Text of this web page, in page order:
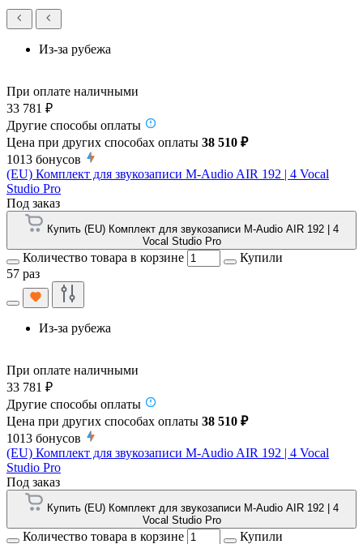
Из-за рубежа
При оплате наличными
33 781 ₽
Другие способы оплаты
Цена при других способах оплаты 38 510 ₽
1013 бонусов
(EU) Комплект для звукозаписи M-Audio AIR 192 | 4 Vocal
Studio Pro
Под заказ
Купить (EU) Комплект для звукозаписи M-Audio AIR 192 | 4
Vocal Studio Pro
Количество товара в корзине
Купили
57 раз
Из-за рубежа
При оплате наличными
33 781 ₽
Другие способы оплаты
Цена при других способах оплаты 38 510 ₽
1013 бонусов
(EU) Комплект для звукозаписи M-Audio AIR 192 | 4 Vocal
Studio Pro
Под заказ
Купить (EU) Комплект для звукозаписи M-Audio AIR 192 | 4
Vocal Studio Pro
Количество товара в корзине
Купили